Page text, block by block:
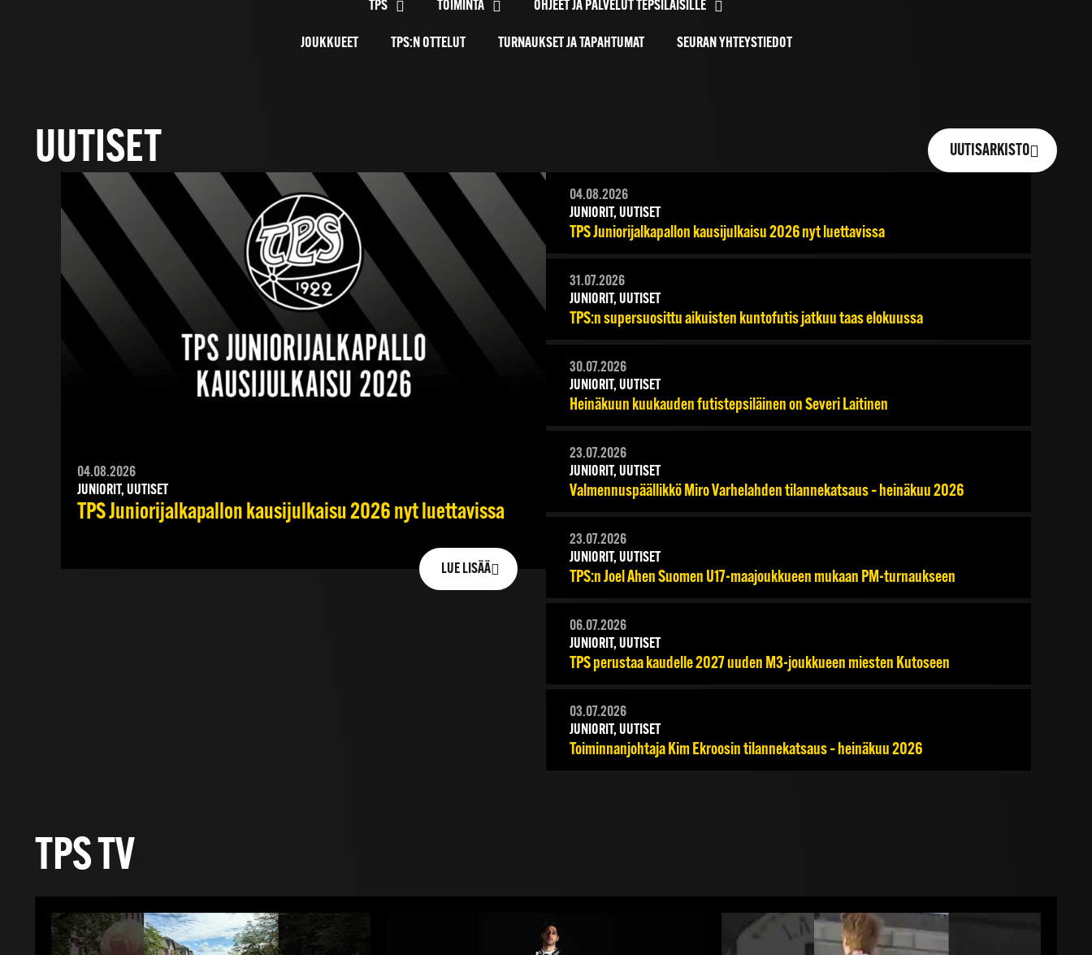
TPS TOIMINTA OHJEET JA PALVELUT TEPSILÄISILLE
JOUKKUEET TPS:N OTTELUT TURNAUKSET JA TAPAHTUMAT SEURAN YHTEYSTIEDOT
UUTISET UUTISARKISTO
04.08.2026
JUNIORIT, UUTISET
TPS Juniorijalkapallon kausijulkaisu 2026 nyt luettavissa
LUE LISÄÄ
04.08.2026
JUNIORIT, UUTISET
TPS Juniorijalkapallon kausijulkaisu 2026 nyt luettavissa
31.07.2026
JUNIORIT, UUTISET
TPS:n supersuosittu aikuisten kuntofutis jatkuu taas elokuussa
30.07.2026
JUNIORIT, UUTISET
Heinäkuun kuukauden futistepsiläinen on Severi Laitinen
23.07.2026
JUNIORIT, UUTISET
Valmennuspäällikkö Miro Varhelahden tilannekatsaus – heinäkuu 2026
23.07.2026
JUNIORIT, UUTISET
TPS:n Joel Ahen Suomen U17-maajoukkueen mukaan PM-turnaukseen
06.07.2026
JUNIORIT, UUTISET
TPS perustaa kaudelle 2027 uuden M3-joukkueen miesten Kutoseen
03.07.2026
JUNIORIT, UUTISET
Toiminnanjohtaja Kim Ekroosin tilannekatsaus – heinäkuu 2026
TPS TV